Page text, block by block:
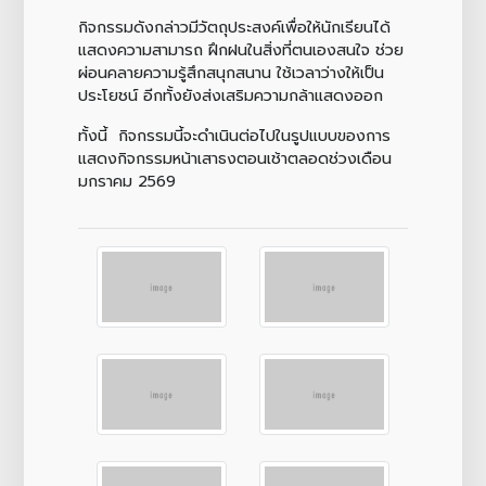
กิจกรรมดังกล่าวมีวัตถุประสงค์เพื่อให้นักเรียนได้
แสดงความสามารถ ฝึกฝนในสิ่งที่ตนเองสนใจ ช่วย
ผ่อนคลายความรู้สึกสนุกสนาน ใช้เวลาว่างให้เป็น
ประโยชน์ อีกทั้งยังส่งเสริมความกล้าแสดงออก
ทั้งนี้ กิจกรรมนี้จะดำเนินต่อไปในรูปแบบของการ
แสดงกิจกรรมหน้าเสาธงตอนเช้าตลอดช่วงเดือน
มกราคม 2569